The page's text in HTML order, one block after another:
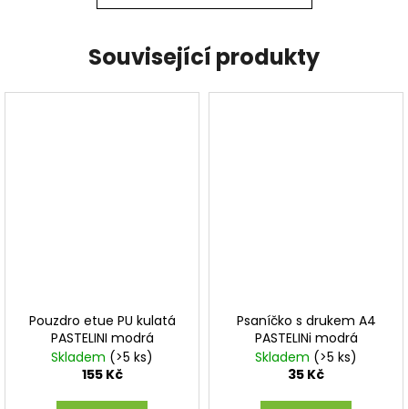
Související produkty
Pouzdro etue PU kulatá
PASTELINI modrá
Skladem (>5 ks)
155 Kč
Psaníčko s drukem A4
PASTELINi modrá
Skladem (>5 ks)
35 Kč